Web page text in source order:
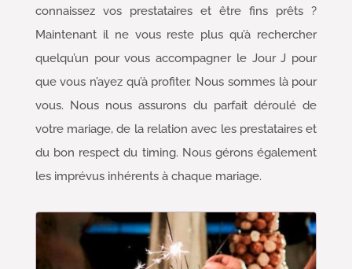
connaissez vos prestataires et être fins prêts ?
Maintenant il ne vous reste plus qu’à rechercher
quelqu’un pour vous accompagner le Jour J pour
que vous n’ayez qu’à profiter. Nous sommes là pour
vous. Nous nous assurons du parfait déroulé de
votre mariage, de la relation avec les prestataires et
du bon respect du timing. Nous gérons également
les imprévus inhérents à chaque mariage.